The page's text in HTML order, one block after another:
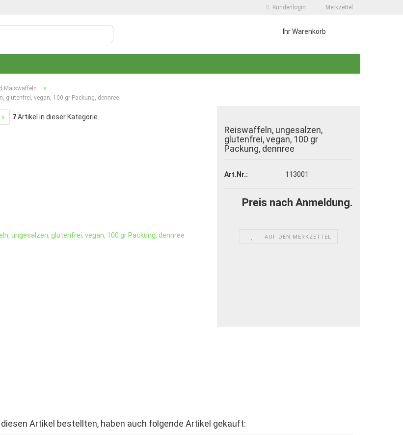
Kundenlogin Merkzettel
Ihr Warenkorb
Maiswaffeln »
glutenfrei, vegan, 100 gr Packung, dennree
7Artikel in dieser Kategorie
Reiswaffeln, ungesalzen,
glutenfrei, vegan, 100 gr
Packung, dennree
Art.Nr.: 113001
Preis nach Anmeldung.
AUF DEN MERKZETTEL
Artikel bestellten, haben auch folgende Artikel gekauft: